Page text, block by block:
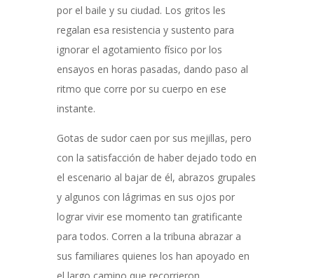
por el baile y su ciudad. Los gritos les
regalan esa resistencia y sustento para
ignorar el agotamiento físico por los
ensayos en horas pasadas, dando paso al
ritmo que corre por su cuerpo en ese
instante.
Gotas de sudor caen por sus mejillas, pero
con la satisfacción de haber dejado todo en
el escenario al bajar de él, abrazos grupales
y algunos con lágrimas en sus ojos por
lograr vivir ese momento tan gratificante
para todos. Corren a la tribuna abrazar a
sus familiares quienes los han apoyado en